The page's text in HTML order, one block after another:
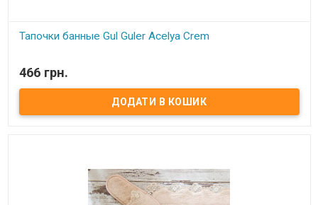
Тапочки банные Gul Guler Acelya Crem
хлопок с кружевом Производитель: Gul Guler (Турция)
466 грн.